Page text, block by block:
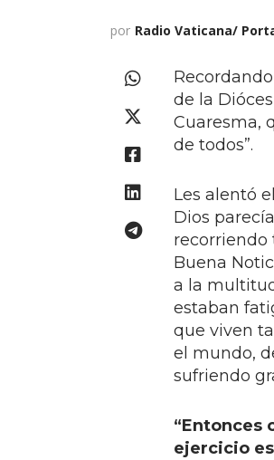
por Radio Vaticana/
de la
Cuaresma,
de todos”.
Les alentó
Dios
recorriendo
Buena
a la
estaban
que viven
el mundo,
sufriendo
“Entonces
ejercicio